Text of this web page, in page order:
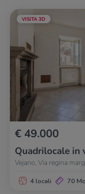
VISITA 3D
€ 49.000
Quadrilocale in
Vejano, Via regina
4 locali 70 Mq